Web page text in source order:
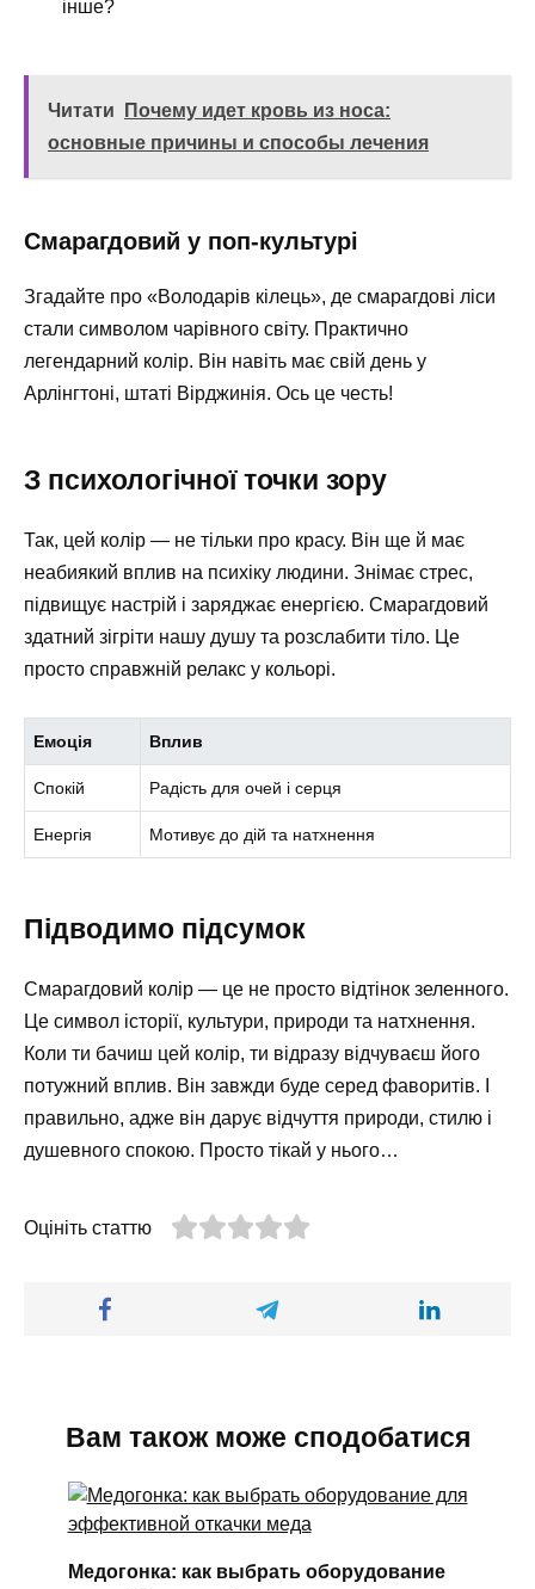
інше?
Читати
Почему идет кровь из носа:
основные причины и способы лечения
Смарагдовий у поп-культурі
Згадайте про «Володарів кілець», де смарагдові ліси
стали символом чарівного світу. Практично
легендарний колір. Він навіть має свій день у
Арлінгтоні, штаті Вірджинія. Ось це честь!
З психологічної точки зору
Так, цей колір — не тільки про красу. Він ще й має
неабиякий вплив на психіку людини. Знімає стрес,
підвищує настрій і заряджає енергією. Смарагдовий
здатний зігріти нашу душу та розслабити тіло. Це
просто справжній релакс у кольорі.
Емоція Вплив
Спокій Радість для очей і серця
Енергія Мотивує до дій та натхнення
Підводимо підсумок
Смарагдовий колір — це не просто відтінок зеленного.
Це символ історії, культури, природи та натхнення.
Коли ти бачиш цей колір, ти відразу відчуваєш його
потужний вплив. Він завжди буде серед фаворитів. І
правильно, адже він дарує відчуття природи, стилю і
душевного спокою. Просто тікай у нього…
Оцініть статтю
Вам також може сподобатися
Медогонка: как выбрать оборудование